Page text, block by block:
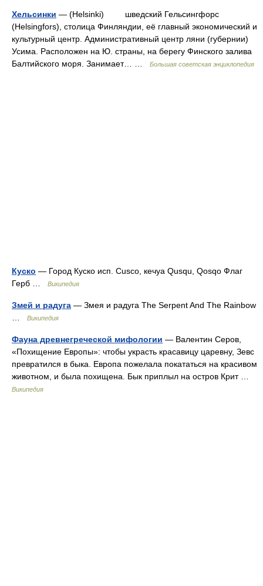
Хельсинки — (Helsinki) шведский Гельсингфорс
(Helsingfors), столица Финляндии, её главный экономический и
культурный центр. Административный центр ляни (губернии)
Усима. Расположен на Ю. страны, на берегу Финского залива
Балтийского моря. Занимает… …
Большая советская энциклопедия
Куско — Город Куско исп. Cusco, кечуа Qusqu, Qosqo Флаг
Герб …
Википедия
Змей и радуга — Змея и радуга The Serpent And The Rainbow
Википедия
Фауна древнегреческой мифологии — Валентин Серов,
«Похищение Европы»: чтобы украсть красавицу царевну, Зевс
превратился в быка. Европа пожелала покататься на красивом
животном, и была похищена. Бык приплыл на остров Крит …
Википедия